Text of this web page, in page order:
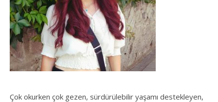
Çok okurken çok gezen, sürdürülebilir yaşamı destekleyen,